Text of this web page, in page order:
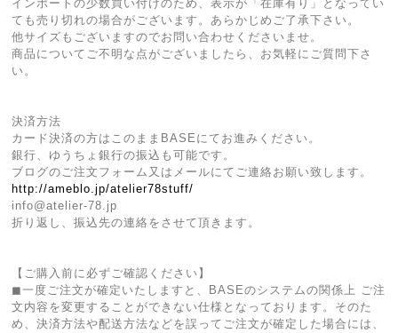
インポートの少数買い付けのため、表示が「在庫有り」となってい
ても売り切れの場合がございます。あらかじめご了承下さい。
他サイズもございますのでお問い合わせくださいませ。
商品についてご不明な点がございましたら、お気軽にご質問下さ
い。
決済方法
カード決済の方はこのままBASEにてお進みください。
銀行、ゆうちょ銀行の振込も可能です。
ブログのご注文フォーム又はメールにてご連絡お願い致します。
http://ameblo.jp/atelier78stuff/
info@atelier-78.jp
折り返し、振込先の連絡をさせて頂きます。
【ご購入前に必ずご確認ください】
◼︎一度ご注文が確定いたしますと、BASEのシステムの関係上 ご注
文内容を変更することができない仕様となっております。そのた
め、決済方法や配送方法などを誤ってご注文が確定した場合には、